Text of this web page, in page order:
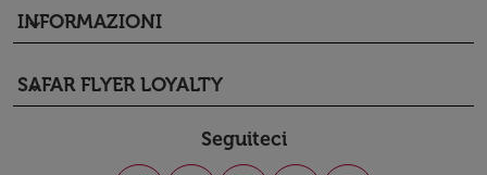
INFORMAZIONI
keyboard_arrow_down
SAFAR FLYER LOYALTY
keyboard_arrow_down
Seguiteci